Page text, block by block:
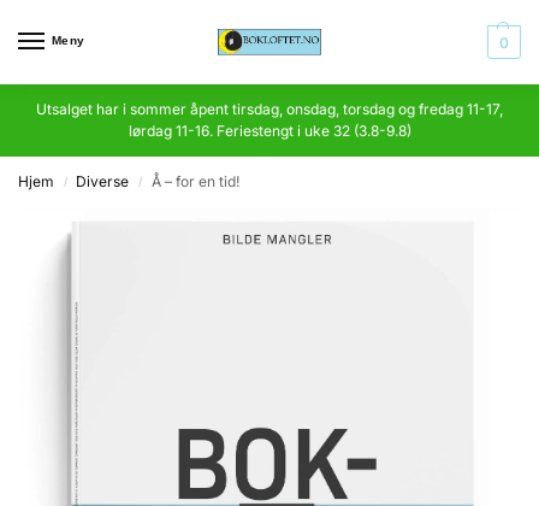
Meny 0
Utsalget har i sommer åpent tirsdag, onsdag, torsdag og fredag 11-17,
lørdag 11-16. Feriestengt i uke 32 (3.8-9.8)
Hjem / Diverse / Å – for en tid!